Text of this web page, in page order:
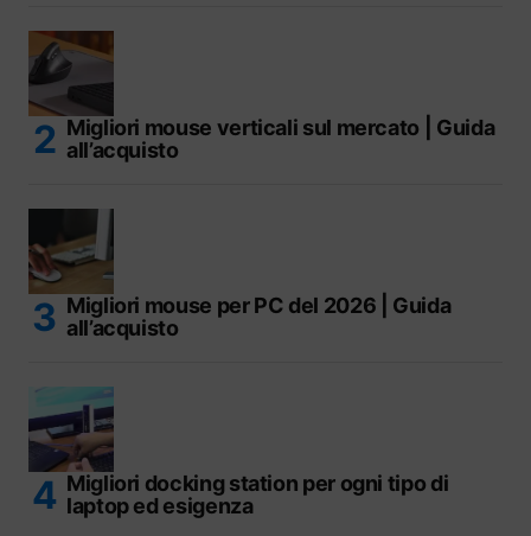
Migliori mouse verticali sul mercato | Guida
all’acquisto
Migliori mouse per PC del 2026 | Guida
all’acquisto
Migliori docking station per ogni tipo di
laptop ed esigenza